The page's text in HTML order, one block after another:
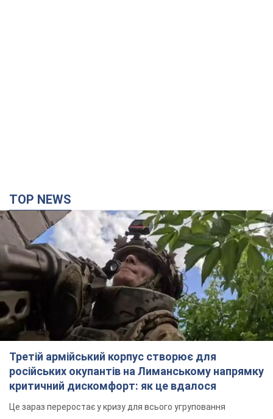
TOP NEWS
Третій армійський корпус створює для
російських окупантів на Лиманському напрямку
критичний дискомфорт: як це вдалося
Це зараз переростає у кризу для всього угруповання